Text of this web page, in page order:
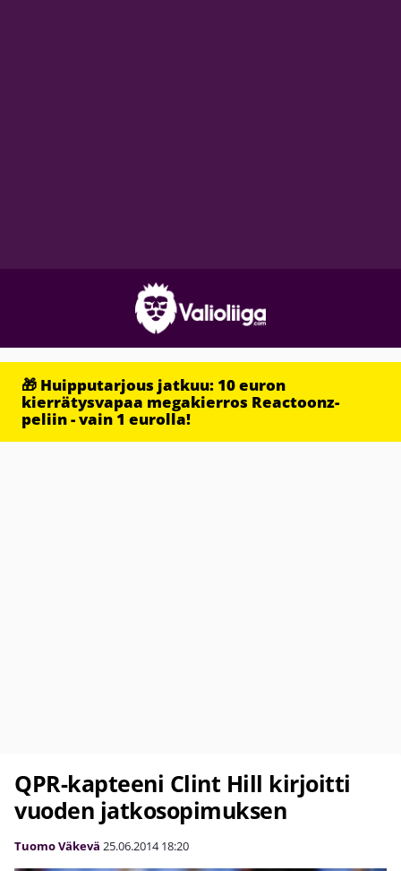
🎁 Huipputarjous jatkuu: 10 euron
kierrätysvapaa megakierros Reactoonz-
peliin - vain 1 eurolla!
QPR-kapteeni Clint Hill kirjoitti
vuoden jatkosopimuksen
Tuomo Väkevä 25.06.2014 18:20